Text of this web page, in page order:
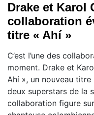
Drake et Karol
collaboration
titre « Ahí »
C’est l’une des
moment. Drake et
Ahí », un nouveau
deux superstars de la
collaboration figure